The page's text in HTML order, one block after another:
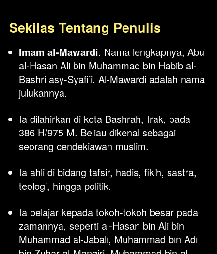
Sekilas Tentang Penulis
Imam al-Mawardi. Nama lengkapnya, Abu
al-Hasan Ali bin Muhammad bin Habib al-
Bashri asy-Syafi’i. Al-Mawardi adalah nama
julukannya.
Ia dilahirkan di kota Bashrah, Irak, pada
386 H/975 M. Beliau dikenal sebagai
seorang cendekiawan muslim.
Ia ahli di bidang tafsir, hadis, fikih, sastra,
teologi, hingga politik.
Ia belajar kepada tokoh-tokoh besar pada
zamannya, seperti al-Hasan bin Ali bin
Muhammad al-Jabali, Muhammad bin Adi